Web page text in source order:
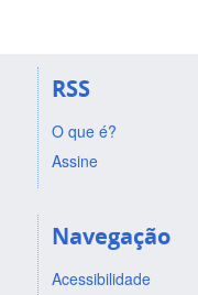
RSS
O que é?
Assine
Navegação
Acessibilidade